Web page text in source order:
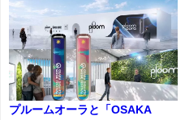
プルームオーラと「OSAKA